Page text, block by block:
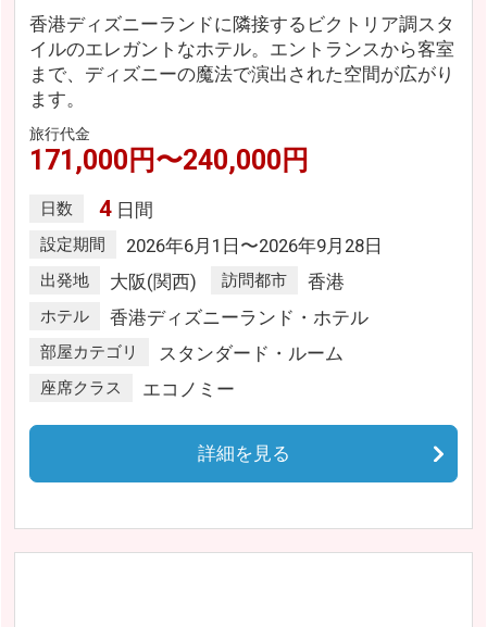
香港ディズニーランドに隣接するビクトリア調スタ
イルのエレガントなホテル。エントランスから客室
まで、ディズニーの魔法で演出された空間が広がり
ます。
旅行代金
171,000円〜240,000円
日数 4 日間
設定期間 2026年6月1日〜2026年9月28日
出発地 大阪(関西) 訪問都市 香港
ホテル 香港ディズニーランド・ホテル
部屋カテゴリ スタンダード・ルーム
座席クラス エコノミー
詳細を見る